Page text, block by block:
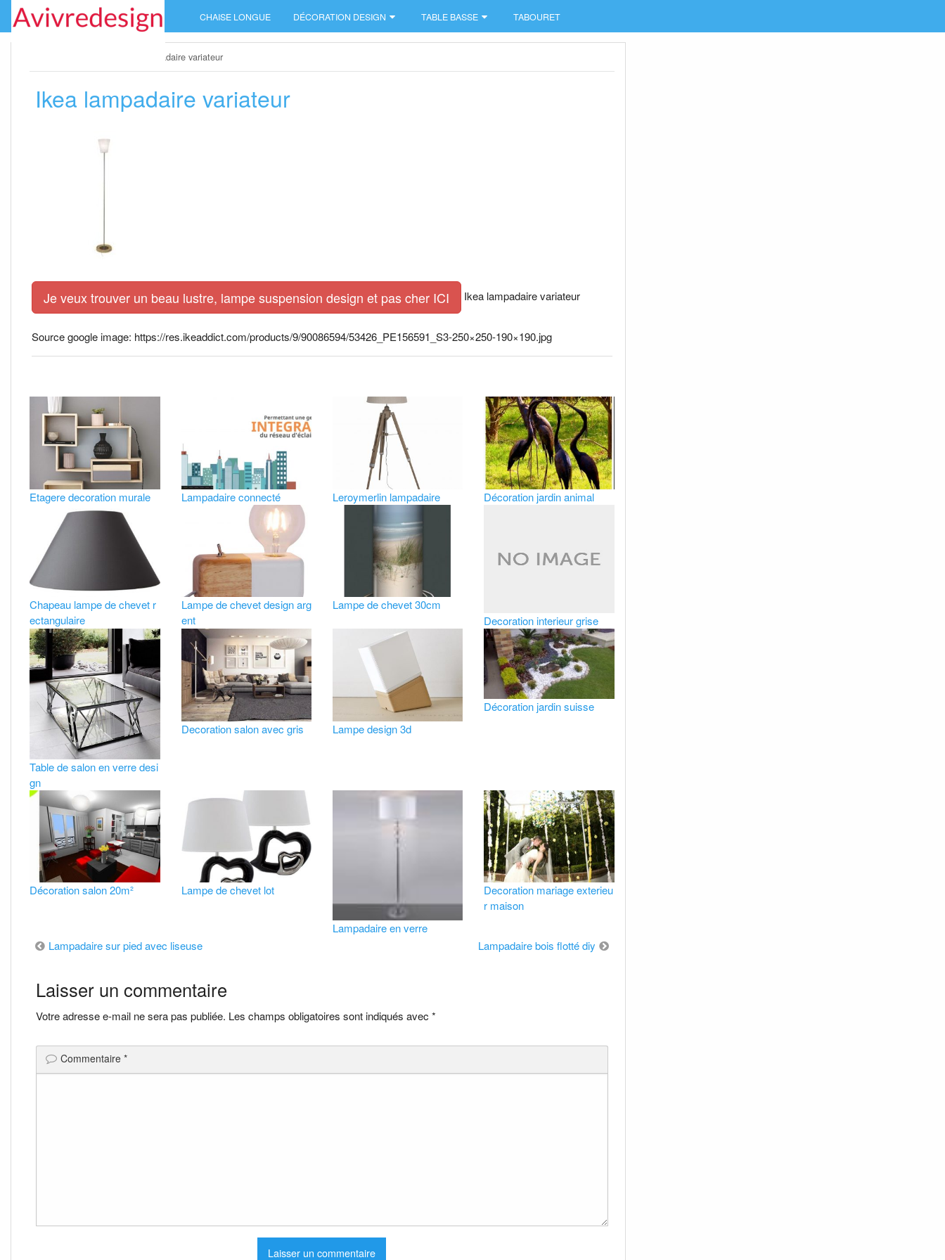
Skip
CHAISE LONGUE DÉCORATION DESIGN TABLE BASSE TABOURET
Ikea lampadaire variateur
Ikea lampadaire variateur
Je veux trouver un beau lustre, lampe suspension design et pas cher ICI Ikea lampadaire variateur
Source google image: https://res.ikeaddict.com/products/9/90086594/53426_PE156591_S3-250×250-190×190.jpg
Etagere decoration murale Lampadaire connecté Leroymerlin lampadaire Décoration jardin animal
Chapeau lampe de chevet r
ectangulaire
Lampe de chevet design arg
ent
Lampe de chevet 30cm
Decoration interieur grise
Table de salon en verre desi
gn
Decoration salon avec gris Lampe design 3d
Décoration jardin suisse
Décoration salon 20m² Lampe de chevet lot
Lampadaire en verre
Decoration mariage exterieu
r maison
Navigation
de
l’article
Lampadaire sur pied avec liseuse Lampadaire bois flotté diy
Laisser un commentaire
Votre adresse e-mail ne sera pas publiée. Les champs obligatoires sont indiqués avec *
Commentaire *